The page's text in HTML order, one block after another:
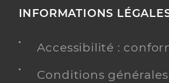
INFORMATIONS
Accessibilité :
Conditions